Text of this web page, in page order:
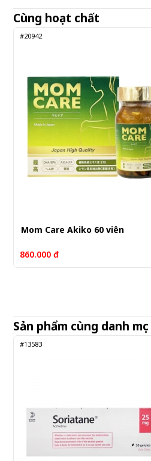
Cùng hoạt chất
#20942
Mom Care Akiko 60 viên
860.000 đ
Sản phẩm cùng danh mục
#13583